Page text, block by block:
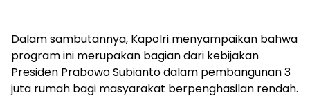
Dalam sambutannya, Kapolri menyampaikan bahwa
program ini merupakan bagian dari kebijakan
Presiden Prabowo Subianto dalam pembangunan 3
juta rumah bagi masyarakat berpenghasilan rendah.